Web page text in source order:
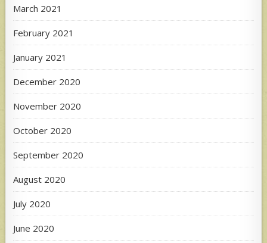
March 2021
February 2021
January 2021
December 2020
November 2020
October 2020
September 2020
August 2020
July 2020
June 2020